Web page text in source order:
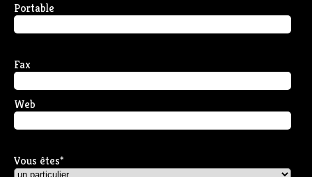
Portable
Fax
Web
Vous êtes*